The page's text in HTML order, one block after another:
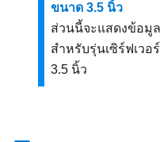
ขนาด 3.5 นิ้ว
ส่วนนี้จะแสดงข้อมู
สำหรับรุ่นเซิร์ฟเว
3.5 นิ้ว